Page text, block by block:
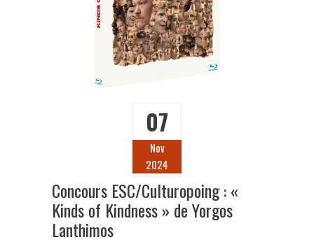
07
Nov
2024
Concours ESC/Culturopoing : «
Kinds of Kindness » de Yorgos
Lanthimos